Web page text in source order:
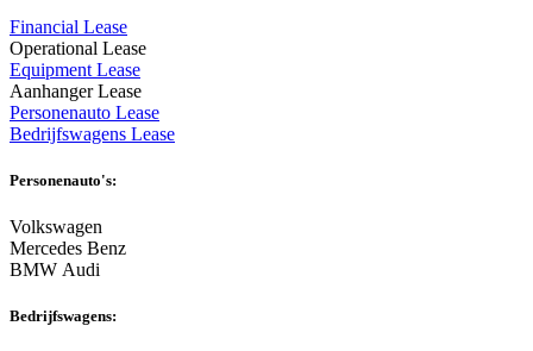
Financial Lease
Operational Lease
Equipment Lease
Aanhanger Lease
Personenauto Lease
Bedrijfswagens Lease
Personenauto's:
Volkswagen
Mercedes Benz
BMW Audi
Bedrijfswagens: